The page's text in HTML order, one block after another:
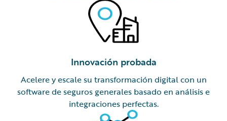
Innovación probada
Acelere y escale su transformación digital con un
software de seguros generales basado en análisis e
integraciones perfectas.